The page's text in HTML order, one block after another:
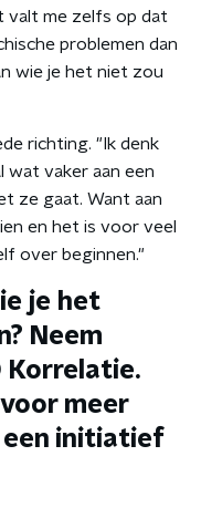
valt me zelfs op dat
problemen dan
wie je het niet zou
richting. "Ik denk
wat vaker aan een
ze gaat. Want aan
en het is voor veel
over beginnen."
je het
Neem
voor meer
een initiatief